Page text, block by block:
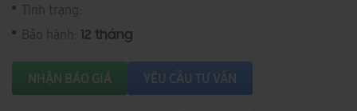
Tình trạng:
Bảo hành:
12 tháng
NHẬN BÁO GIÁ YÊU CẦU TƯ VẤN